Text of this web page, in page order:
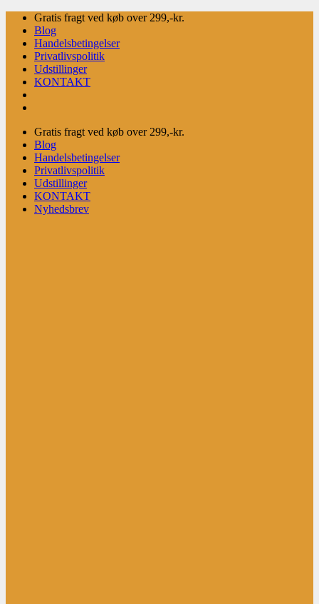
Fortsæt
indhold
Gratis fragt ved køb over 299,-kr.
Blog
Handelsbetingelser
Privatlivspolitik
Udstillinger
KONTAKT
Gratis fragt ved køb over 299,-kr.
Blog
Handelsbetingelser
Privatlivspolitik
Udstillinger
KONTAKT
Nyhedsbrev